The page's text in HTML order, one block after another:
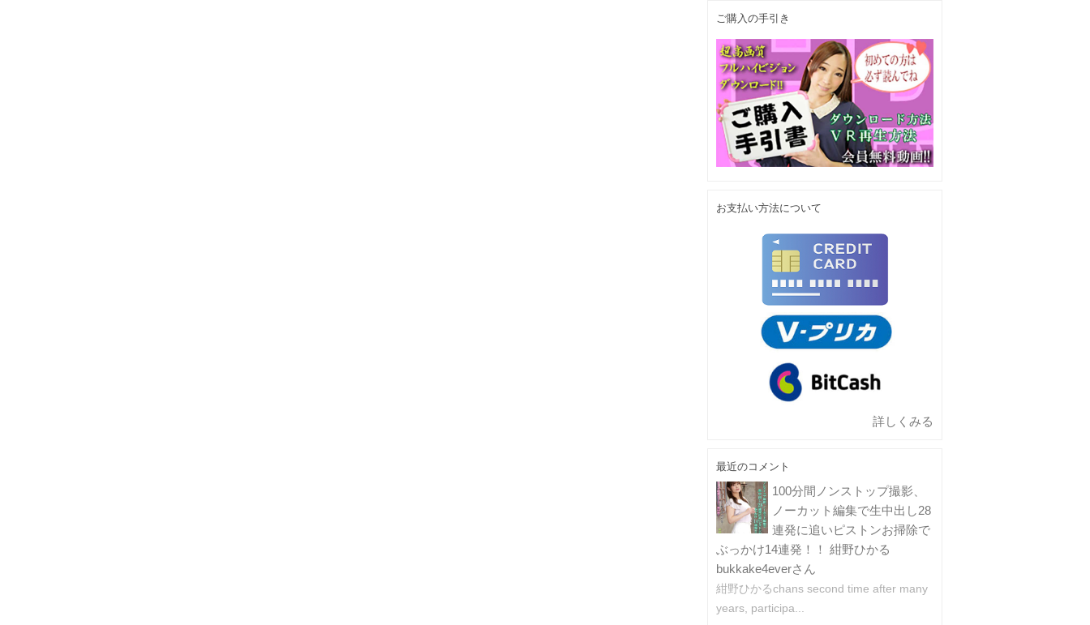
ご購入の手引き
お支払い方法について
詳しくみる
最近のコメント
100分間ノンストップ撮影、
ノーカット編集で生中出し28
連発に追いピストンお掃除で
ぶっかけ14連発！！ 紺野ひかる
bukkake4everさん
紺野ひかるchans second time after many
years, participa...